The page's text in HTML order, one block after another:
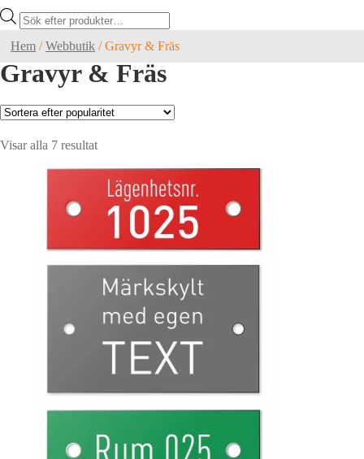
Products
Hem /Webbutik /Gravyr & Fräs
Gravyr & Fräs
Visar alla 7 resultatSortera
popularitet